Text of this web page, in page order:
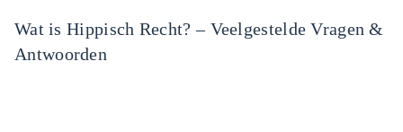
Wat is Hippisch Recht? – Veelgestelde Vragen &
Antwoorden